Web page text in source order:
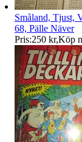
Småland, Tjust,
68, Pälle Näver
Pris:250 kr,Köp